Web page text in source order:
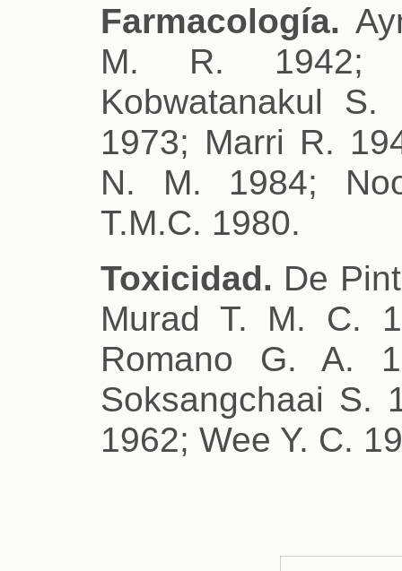
Farmacología.
M. R. 1942;
Kobwatanakul S.
1973; Marri R.
N. M. 1984;
T.M.C. 1980.
Toxicidad. De
Murad T. M. C.
Romano G. A.
Soksangchaai S.
1962; Wee Y. C.